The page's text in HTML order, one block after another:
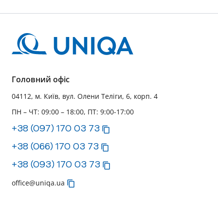
Головний офіс
04112, м. Київ, вул. Олени Теліги, 6, корп. 4
ПН – ЧТ: 09:00 – 18:00, ПТ: 9:00-17:00
+38 (097) 170 03 73
+38 (066) 170 03 73
+38 (093) 170 03 73
office@uniqa.ua